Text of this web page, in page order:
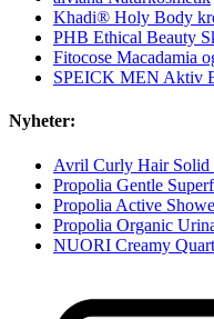
Khadi® Holy Body
PHB Ethical Beauty
Fitocose Macadamia
SPEICK MEN Aktiv
Nyheter:
Avril Curly Hair Solid
Propolia Gentle
Propolia Active
Propolia Organic
NUORI Creamy